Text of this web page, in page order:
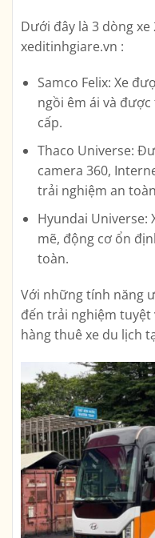
Dưới đây là 3 dòng
xeditinhgiare.vn :
Samco Felix: Xe
ngồi êm ái và
cấp.
Thaco Universe:
camera 360,
trải nghiệm an
Hyundai Universe:
mẽ, động cơ ổn
toàn.
Với những tính năng
đến trải nghiệm tuyệt
hàng thuê xe du lịch